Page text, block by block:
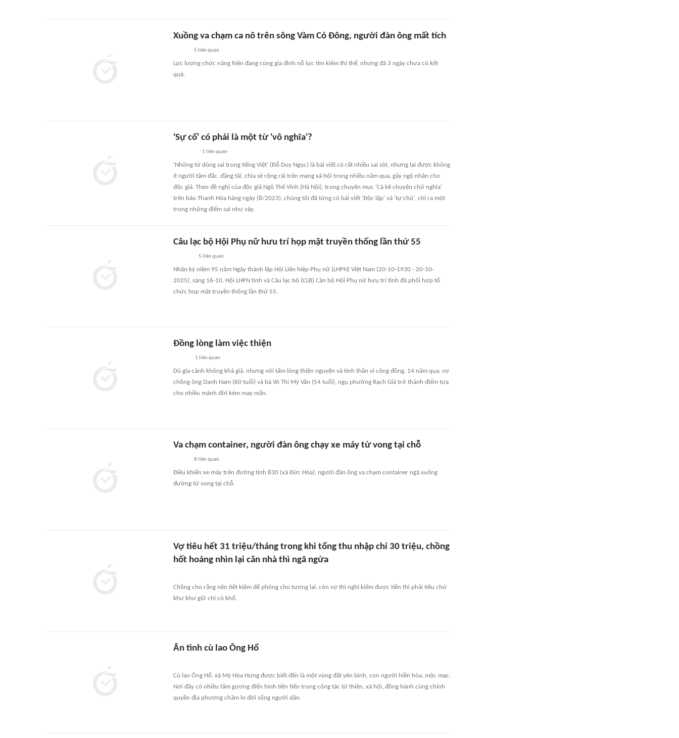
Xuồng va chạm ca nô trên sông Vàm Cỏ Đông, người đàn ông mất tích
5 liên quan
Lực lượng chức năng hiện đang cùng gia đình nỗ lực tìm kiếm thi thể, nhưng đã 3 ngày chưa có kết
quả.
'Sự cố' có phải là một từ 'vô nghĩa'?
1 liên quan
'Những từ dùng sai trong tiếng Việt' (Đỗ Duy Ngọc) là bài viết có rất nhiều sai sót, nhưng lại được không
ít người tâm đắc, đăng tải, chia sẻ rộng rãi trên mạng xã hội trong nhiều năm qua, gây ngộ nhận cho
độc giả. Theo đề nghị của độc giả Ngô Thế Vinh (Hà Nội), trong chuyên mục 'Cà kê chuyện chữ nghĩa'
trên báo Thanh Hóa hàng ngày (8/2023), chúng tôi đã từng có bài viết 'Độc lập' và 'tự chủ', chỉ ra một
trong những điểm sai như vậy.
Câu lạc bộ Hội Phụ nữ hưu trí họp mặt truyền thống lần thứ 55
5 liên quan
Nhân kỷ niệm 95 năm Ngày thành lập Hội Liên hiệp Phụ nữ (LHPN) Việt Nam (20-10-1930 - 20-10-
2025), sáng 16-10, Hội LHPN tỉnh và Câu lạc bộ (CLB) Cán bộ Hội Phụ nữ hưu trí tỉnh đã phối hợp tổ
chức họp mặt truyền thống lần thứ 55.
Đồng lòng làm việc thiện
1 liên quan
Dù gia cảnh không khá giả, nhưng với tấm lòng thiện nguyện và tinh thần vì cộng đồng, 14 năm qua, vợ
chồng ông Danh Nam (60 tuổi) và bà Võ Thị Mỹ Vân (54 tuổi), ngụ phường Rạch Giá trở thành điểm tựa
cho nhiều mảnh đời kém may mắn.
Va chạm container, người đàn ông chạy xe máy tử vong tại chỗ
8 liên quan
Điều khiển xe máy trên đường tỉnh 830 (xã Đức Hòa), người đàn ông va chạm container ngã xuống
đường tử vong tại chỗ.
Vợ tiêu hết 31 triệu/tháng trong khi tổng thu nhập chỉ 30 triệu, chồng
hốt hoảng nhìn lại căn nhà thì ngã ngửa
Chồng cho rằng nên tiết kiệm để phòng cho tương lai, còn vợ thì nghĩ kiếm được tiền thì phải tiêu chứ
khư khư giữ chỉ có khổ.
Ân tình cù lao Ông Hổ
Cù lao Ông Hổ, xã Mỹ Hòa Hưng được biết đến là một vùng đất yên bình, con người hiền hòa, mộc mạc.
Nơi đây có nhiều tấm gương điển hình tiên tiến trong công tác từ thiện, xã hội, đồng hành cùng chính
quyền địa phương chăm lo đời sống người dân.